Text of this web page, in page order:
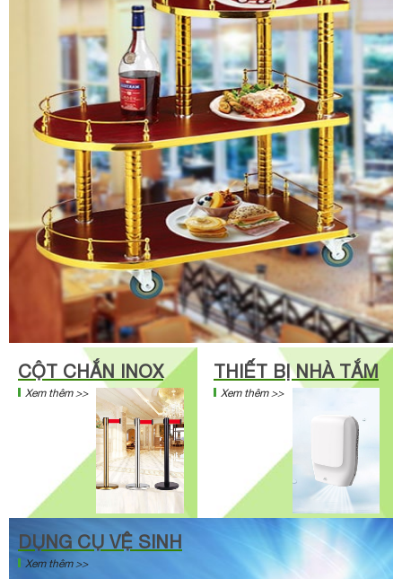
CỘT CHẮN INOX
Xem thêm >>
THIẾT BỊ NHÀ TẮM
Xem thêm >>
DỤNG CỤ VỆ SINH
Xem thêm >>